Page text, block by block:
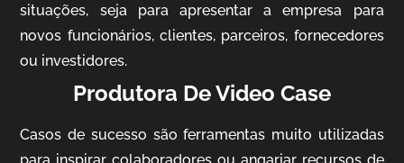
situações, seja para apresentar a empresa para
novos funcionários, clientes, parceiros, fornecedores
ou investidores.
Produtora De Video Case
Casos de sucesso são ferramentas muito utilizadas
para inspirar colaboradores ou angariar recursos de